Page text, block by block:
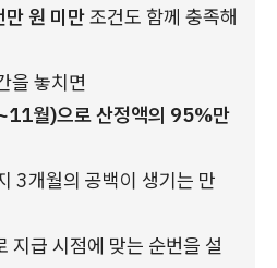
원 미만 조건도 함께 충족해
을 놓치면
월)으로 산정액의 95%만
3개월의 공백이 생기는 만
지급 시점에 맞는 순번을 설